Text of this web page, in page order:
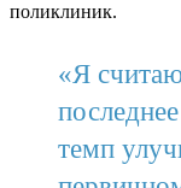
поликлиник.
«Я
темп